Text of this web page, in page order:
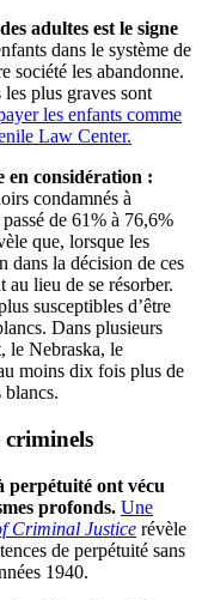
adultes est le signe
dans le système de
société les abandonne.
plus graves sont
les enfants comme
Law Center.
en considération :
condamnés à
de 61% à 76,6%
que, lorsque les
dans la décision de ces
au lieu de se résorber.
susceptibles d’être
Dans plusieurs
le Nebraska, le
moins dix fois plus de
blancs.
criminels
perpétuité ont vécu
profonds. Une
Criminal Justice révèle
de perpétuité sans
1940.